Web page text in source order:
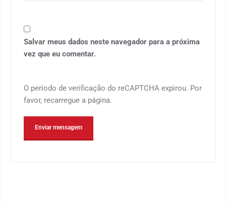
Salvar meus dados neste navegador para a próxima
vez que eu comentar.
O período de verificação do reCAPTCHA expirou. Por
favor, recarregue a página.